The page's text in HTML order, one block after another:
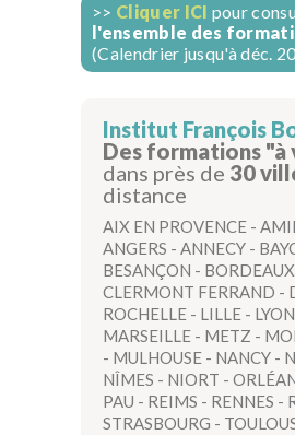
>> Cliquer ICI pour
l'ensemble des
(Calendrier jusqu'à déc.
Institut François
Des formations "à
dans près de 30
distance
AIX EN PROVENCE -
ANGERS - ANNECY -
BESANÇON - BORDEAUX
CLERMONT FERRAND -
ROCHELLE - LILLE - LYON
MARSEILLE - METZ -
- MULHOUSE - NANCY -
NÎMES - NIORT -
PAU - REIMS - RENNES -
STRASBOURG -